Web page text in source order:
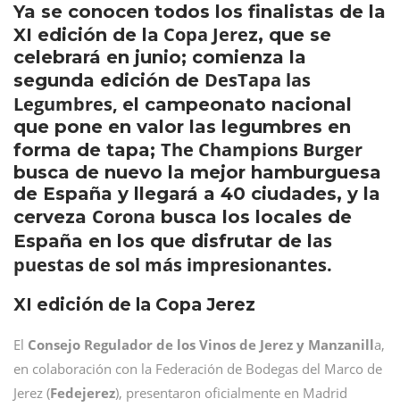
Ya se conocen todos los finalistas de la
XI edición de la Copa Jerez, que se
celebrará en junio; comienza la
segunda edición de DesTapa las
Legumbres, el campeonato nacional
que pone en valor las legumbres en
forma de tapa; The Champions Burger
busca de nuevo la mejor hamburguesa
de España y llegará a 40 ciudades, y la
cerveza Corona busca los locales de
España en los que disfrutar de las
puestas de sol más impresionantes.
XI edición de la Copa Jerez
El Consejo Regulador de los Vinos de Jerez y Manzanilla,
en colaboración con la Federación de Bodegas del Marco de
Jerez (Fedejerez), presentaron oficialmente en Madrid